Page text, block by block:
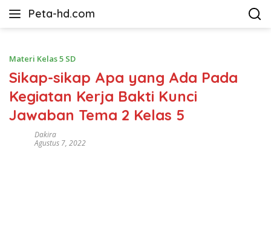
Peta-hd.com
Kumpulan
HD
Materi Kelas 5 SD
Sikap-sikap Apa yang Ada Pada
Kegiatan Kerja Bakti Kunci
Jawaban Tema 2 Kelas 5
Dakira
Agustus 7, 2022